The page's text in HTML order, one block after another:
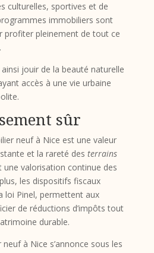
culturelles, sportives et de
immobiliers sont
profiter pleinement de tout ce
jouir de la beauté naturelle
accès à une vie urbaine
sûr
neuf à Nice est une valeur
et la rareté des terrains
valorisation continue des
les dispositifs fiscaux
loi Pinel, permettent aux
de réductions d’impôts tout
durable.
neuf à Nice s’annonce sous les